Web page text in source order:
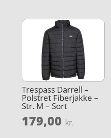
Trespass Darrell –
Polstret Fiberjakke –
Str. M – Sort
179,00 kr.